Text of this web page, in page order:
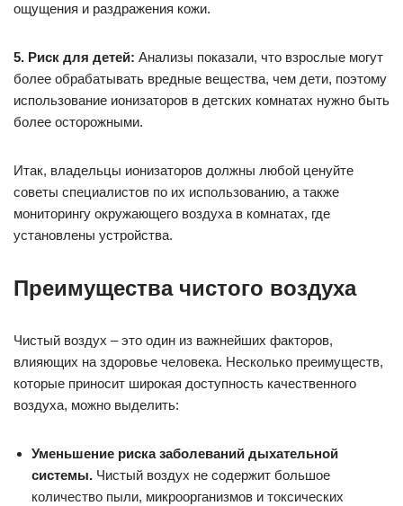
ощущения и раздражения кожи.
5. Риск для детей: Анализы показали, что взрослые могут
более обрабатывать вредные вещества, чем дети, поэтому
использование ионизаторов в детских комнатах нужно быть
более осторожными.
Итак, владельцы ионизаторов должны любой ценуйте
советы специалистов по их использованию, а также
мониторингу окружающего воздуха в комнатах, где
установлены устройства.
Преимущества чистого воздуха
Чистый воздух – это один из важнейших факторов,
влияющих на здоровье человека. Несколько преимуществ,
которые приносит широкая доступность качественного
воздуха, можно выделить:
Уменьшение риска заболеваний дыхательной
системы. Чистый воздух не содержит большое
количество пыли, микроорганизмов и токсических